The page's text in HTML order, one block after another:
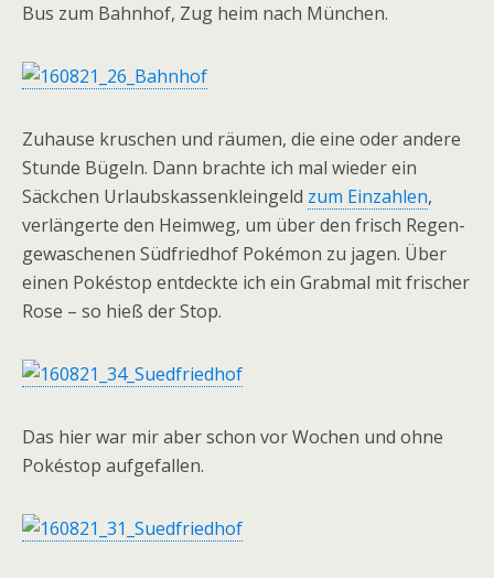
Bus zum Bahnhof, Zug heim nach München.
Zuhause kruschen und räumen, die eine oder andere
Stunde Bügeln. Dann brachte ich mal wieder ein
Säckchen Urlaubskassenkleingeld zum Einzahlen,
verlängerte den Heimweg, um über den frisch Regen-
gewaschenen Südfriedhof Pokémon zu jagen. Über
einen Pokéstop entdeckte ich ein Grabmal mit frischer
Rose – so hieß der Stop.
Das hier war mir aber schon vor Wochen und ohne
Pokéstop aufgefallen.